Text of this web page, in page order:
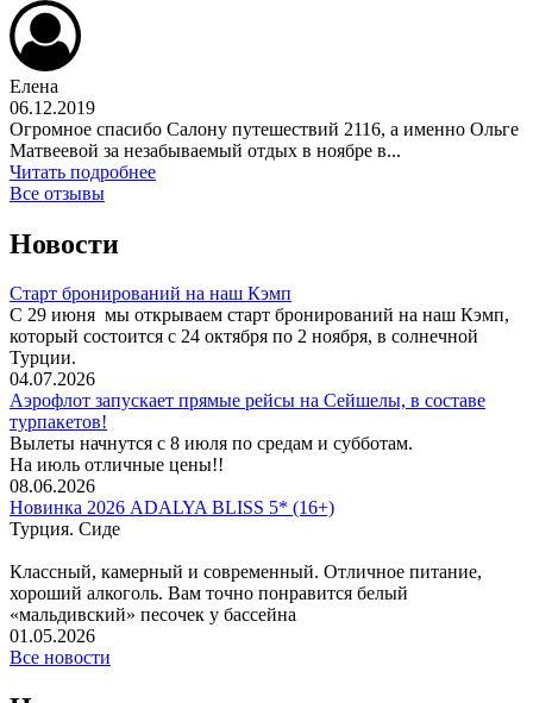
Елена
06.12.2019
Огромное спасибо Салону путешествий 2116, а именно Ольге
Матвеевой за незабываемый отдых в ноябре в...
Читать подробнее
Все отзывы
Новости
Старт бронирований на наш Кэмп
С 29 июня мы открываем старт бронирований на наш Кэмп,
который состоится с 24 октября по 2 ноября, в солнечной
Турции.
04.07.2026
Аэрофлот запускает прямые рейсы на Сейшелы, в составе
турпакетов!
Вылеты начнутся с 8 июля по средам и субботам.
На июль отличные цены!!
08.06.2026
Новинка 2026 ADALYA BLISS 5* (16+)
Турция. Сиде
Классный, камерный и современный. Отличное питание,
хороший алкоголь. Вам точно понравится белый
«мальдивский» песочек у бассейна
01.05.2026
Все новости